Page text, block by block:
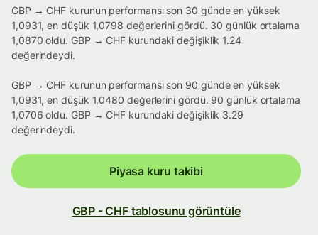
GBP → CHF kurunun performansı son 30 günde en yüksek
1,0931, en düşük 1,0798 değerlerini gördü. 30 günlük ortalama
1,0870 oldu. GBP → CHF kurundaki değişiklik 1.24
değerindeydi.
GBP → CHF kurunun performansı son 90 günde en yüksek
1,0931, en düşük 1,0480 değerlerini gördü. 90 günlük ortalama
1,0706 oldu. GBP → CHF kurundaki değişiklik 3.29
değerindeydi.
Piyasa kuru takibi
GBP - CHF tablosunu görüntüle